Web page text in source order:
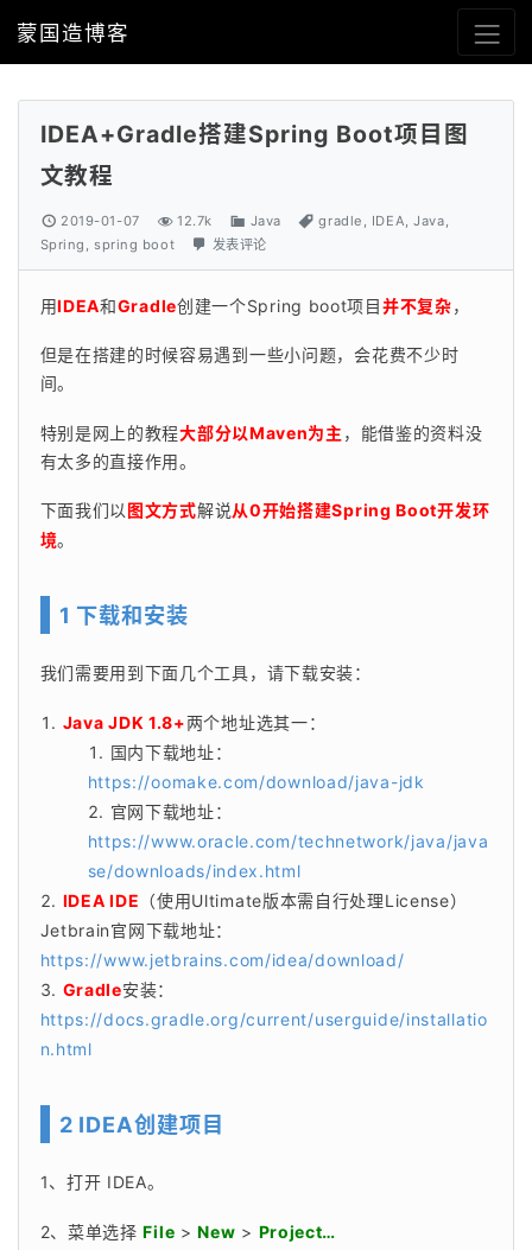
蒙国造博客
IDEA+Gradle搭建Spring Boot项目图
文教程
2019-01-07 12.7k Java gradle , IDEA,Java,
Spring , spring boot 发表评论
用IDEA和Gradle创建一个Spring boot项目并不复杂，
但是在搭建的时候容易遇到一些小问题，会花费不少时
间。
特别是网上的教程大部分以Maven为主 ，能借鉴的资料没
有太多的直接作用。
下面我们以 图文方式解说从0开始搭建Spring Boot开发环
境。
1 下载和安装
我们需要用到下面几个工具，请下载安装：
Java JDK 1.8+两个地址选其一：
国内下载地址：
https://oomake.com/download/java-jdk
官网下载地址：
https://www.oracle.com/technetwork/java/java
se/downloads/index.html
IDEA IDE （使用Ultimate版本需 自行处理License）
Jetbrain官网下载地址：
https://www.jetbrains.com/idea/download/
Gradle安装：
https://docs.gradle.org/current/userguide/installatio
n.html
2 IDEA创建项目
1、打开 IDEA。
2、菜单选择 File > New > Project…